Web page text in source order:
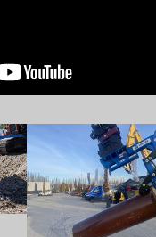
Show larger version